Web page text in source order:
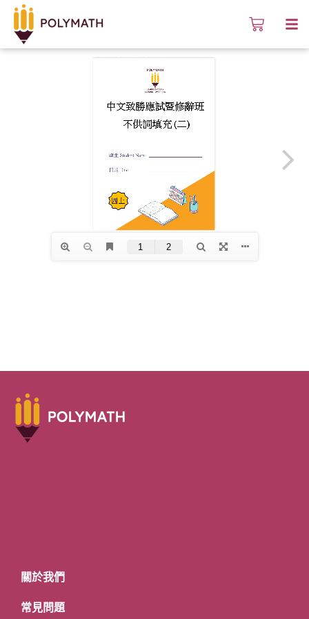
關於我們
常見問題